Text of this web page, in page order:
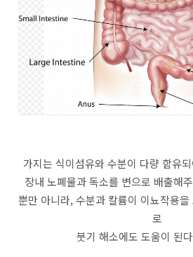
가지는 식이섬유와 수분이 다량 함유
장내 노폐물과 독소를 변으로 배출해
뿐만 아니라, 수분과 칼륨이 이뇨작용
로
붓기 해소에도 도움이 된